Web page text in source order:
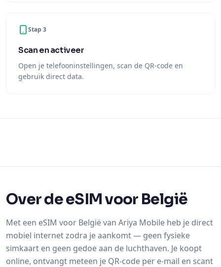
Stap 3
Scan en activeer
Open je telefooninstellingen, scan de QR-code en
gebruik direct data.
Over de eSIM voor België
Met een eSIM voor België van Ariya Mobile heb je direct
mobiel internet zodra je aankomt — geen fysieke
simkaart en geen gedoe aan de luchthaven. Je koopt
online, ontvangt meteen je QR-code per e-mail en scant